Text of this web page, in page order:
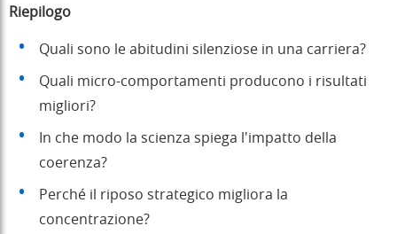
Riepilogo
Quali sono le abitudini silenziose in una carriera?
Quali micro-comportamenti producono i risultati
migliori?
In che modo la scienza spiega l'impatto della
coerenza?
Perché il riposo strategico migliora la
concentrazione?